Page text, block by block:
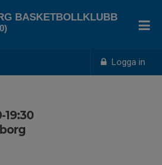
Logga in
BASKETBOLLKLUBB
19:30